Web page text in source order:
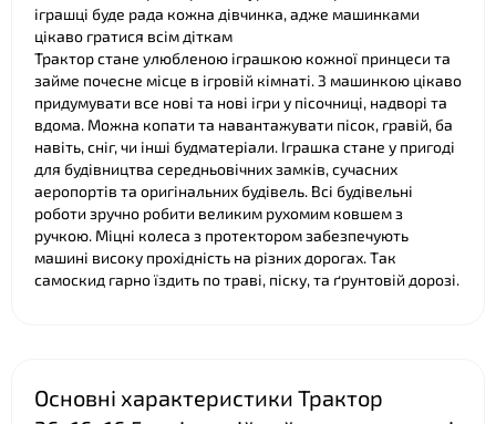
іграшці буде рада кожна дівчинка, адже машинками
цікаво гратися всім діткам
Трактор стане улюбленою іграшкою кожної принцеси та
займе почесне місце в ігровій кімнаті. З машинкою цікаво
придумувати все нові та нові ігри у пісочниці, надворі та
вдома. Можна копати та навантажувати пісок, гравій, ба
навіть, сніг, чи інші будматеріали. Іграшка стане у пригоді
для будівництва середньовічних замків, сучасних
аеропортів та оригінальних будівель. Всі будівельні
роботи зручно робити великим рухомим ковшем з
ручкою. Міцні колеса з протектором забезпечують
машині високу прохідність на різних дорогах. Так
самоскид гарно їздить по траві, піску, та ґрунтовій дорозі.
Основні характеристики Трактор
❤
❤